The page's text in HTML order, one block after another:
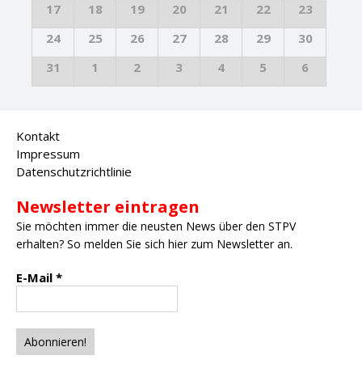
17
18 19 20 21 22
23
24
25 26 27 28 29
30
31
1 2 3 4 5 6
Kontakt
Impressum
Datenschutzrichtlinie
Newsletter eintragen
Sie möchten immer die neusten News über den STPV
erhalten? So melden Sie sich hier zum Newsletter an.
E-Mail *